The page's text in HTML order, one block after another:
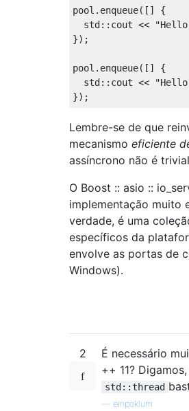
pool . enqueue([]
{
  std
:: cout <<
});
pool . enqueue([]
{
  std
:: cout <<
});
Lembre-se de que
mecanismo eficiente
assíncrono não é
O Boost :: asio ::
implementação muito
verdade, é uma
específicos da
envolve as portas de
Windows).
2
É necessário
++ 11?
std::thread
einpoklum